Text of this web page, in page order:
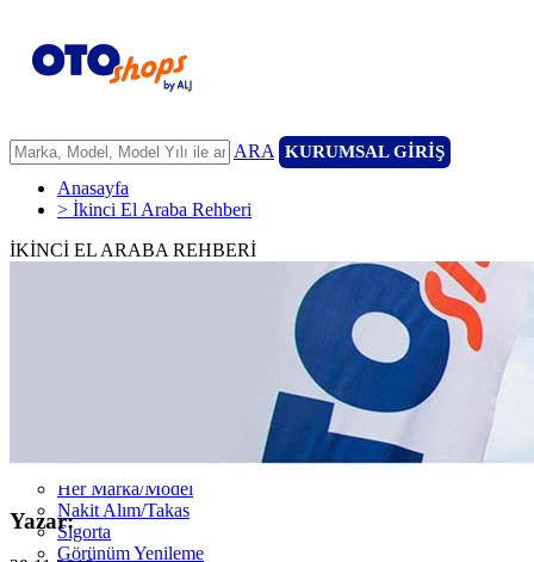
ARA KURUMSAL GİRİŞ
Garanti ve 7/24 Yol Yardımı
14 Günde Değişim
Her Marka/Model
Nakit Alım/Takas
Sigorta
Görünüm Yenileme
Anasayfa
> İkinci El Araba Rehberi
İKİNCİ EL ARABA REHBERİ
Yazar: